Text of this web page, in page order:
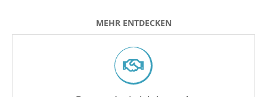
MEHR ENTDECKEN